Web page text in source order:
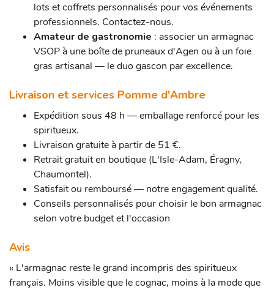
lots et coffrets personnalisés pour vos événements
professionnels. Contactez-nous.
Amateur de gastronomie : associer un armagnac
VSOP à une boîte de pruneaux d'Agen ou à un foie
gras artisanal — le duo gascon par excellence.
Livraison et services Pomme d'Ambre
Expédition sous 48 h — emballage renforcé pour les
spiritueux.
Livraison gratuite à partir de 51 €.
Retrait gratuit en boutique (L'Isle-Adam, Éragny,
Chaumontel).
Satisfait ou remboursé — notre engagement qualité.
Conseils personnalisés pour choisir le bon armagnac
selon votre budget et l'occasion
Avis
« L'armagnac reste le grand incompris des spiritueux
français. Moins visible que le cognac, moins à la mode que